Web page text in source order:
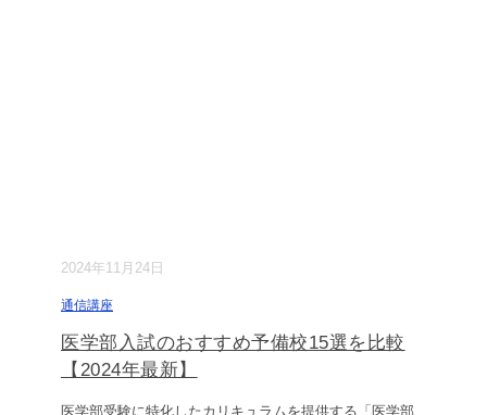
2024年11月24日
通信講座
医学部入試のおすすめ予備校15選を比較
【2024年最新】
医学部受験に特化したカリキュラムを提供する「医学部